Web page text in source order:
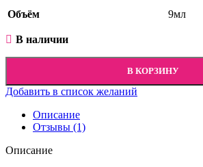
Объём 9мл
В наличии
В КОРЗИНУ
Добавить в список желаний
Описание
Отзывы (1)
Описание